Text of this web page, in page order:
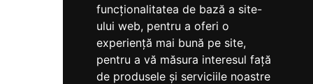
funcționalitatea de bază a site-
ului web, pentru a oferi o
experiență mai bună pe site,
pentru a vă măsura interesul față
de produsele și serviciile noastre